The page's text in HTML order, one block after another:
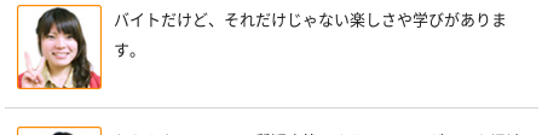
バイトだけど、それだけじゃない楽しさや学びがありま
す。